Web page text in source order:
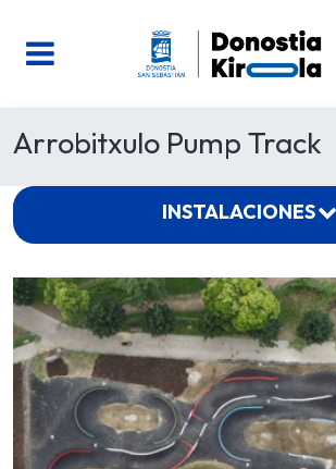
Arrobitxulo Pump Track
INSTALACIONES